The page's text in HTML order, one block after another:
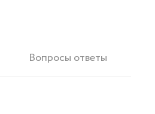
Вопросы ответы